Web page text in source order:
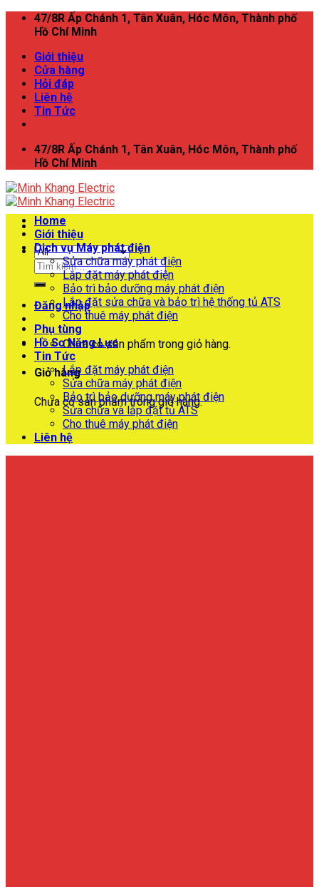
Skip
47/8R Ấp Chánh 1, Tân Xuân, Hóc Môn, Thành phố
Hồ Chí Minh
Giới thiệu
Cửa hàng
Hỏi đáp
Liên hệ
Tin Tức
47/8R Ấp Chánh 1, Tân Xuân, Hóc Môn, Thành phố
Hồ Chí Minh
Tìm
kiếm:
Đăng nhập
Chưa có sản phẩm trong giỏ hàng.
Giỏ hàng
Chưa có sản phẩm trong giỏ hàng.
Home
Giới thiệu
Dịch vụ Máy phát điện
Sửa chữa máy phát điện
Lắp đặt máy phát điện
Bảo trì bảo dưỡng máy phát điện
Lắp đặt sửa chữa và bảo trì hệ thống tủ ATS
Cho thuê máy phát điện
Phụ tùng
Hồ Sơ Năng Lực
Tin Tức
Lắp đặt máy phát điện
Sửa chữa máy phát điện
Bảo trì bảo dưỡng máy phát điện
Sửa chữa và lắp đặt tủ ATS
Cho thuê máy phát điện
Liên hệ